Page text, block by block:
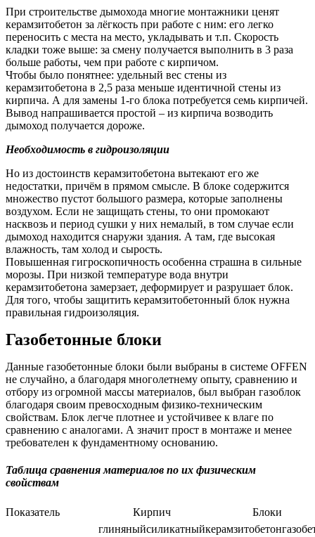
При строительстве дымохода многие монтажники ценят
керамзитобетон за лёгкость при работе с ним: его легко
переносить с места на место, укладывать и т.п. Скорость
кладки тоже выше: за смену получается выполнить в 3 раза
больше работы, чем при работе с кирпичом.
Чтобы было понятнее: удельный вес стены из
керамзитобетона в 2,5 раза меньше идентичной стены из
кирпича. А для замены 1-го блока потребуется семь кирпичей.
Вывод напрашивается простой – из кирпича возводить
дымоход получается дороже.
Необходимость в гидроизоляции
Но из достоинств керамзитобетона вытекают его же
недостатки, причём в прямом смысле. В блоке содержится
множество пустот большого размера, которые заполнены
воздухом. Если не защищать стены, то они промокают
насквозь и период сушки у них немалый, в том случае если
дымоход находится снаружи здания. А там, где высокая
влажность, там холод и сырость.
Повышенная гигроскопичность особенна страшна в сильные
морозы. При низкой температуре вода внутри
керамзитобетона замерзает, деформирует и разрушает блок.
Для того, чтобы защитить керамзитобетонный блок нужна
правильная гидроизоляция.
Газобетонные блоки
Данные газобетонные блоки были выбраны в системе OFFEN
не случайно, а благодаря многолетнему опыту, сравнению и
отбору из огромной массы материалов, был выбран газоблок
благодаря своим превосходным физико-техническим
свойствам. Блок легче плотнее и устойчивее к влаге по
сравнению с аналогами. А значит прост в монтаже и менее
требователен к фундаментному основанию.
Таблица сравнения материалов по их физическим
свойствам
Показатель Кирпич
Блоки
глиняныйсиликатныйкерамзитобетон